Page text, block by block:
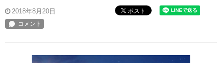
2018年8月20日 ポスト